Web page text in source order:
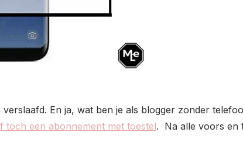
En ja, wat ben je als blogger zonder
toch een abonnement met toestel. Na alle voors en